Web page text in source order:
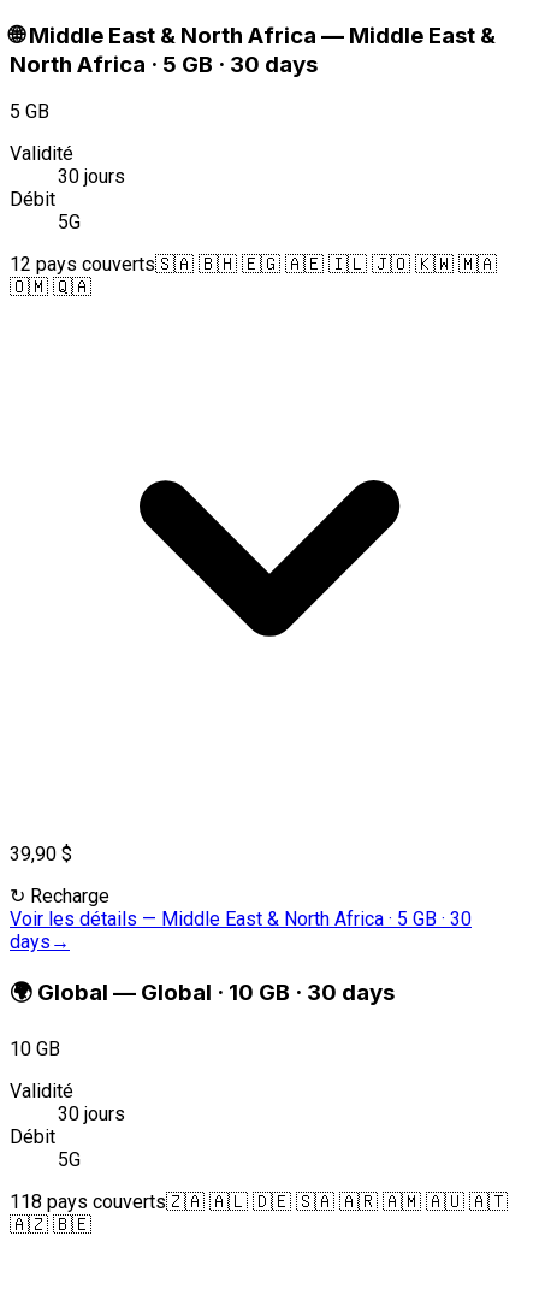
🌐 Middle East & North Africa — Middle East &
North Africa · 5 GB · 30 days
5 GB
Validité
30 jours
Débit
5G
12 pays couverts🇸🇦 🇧🇭 🇪🇬 🇦🇪 🇮🇱 🇯🇴 🇰🇼 🇲🇦
🇴🇲 🇶🇦
39,90 $
↻ Recharge
Voir les détails — Middle East & North Africa · 5 GB · 30
days →
🌍 Global — Global · 10 GB · 30 days
10 GB
Validité
30 jours
Débit
5G
118 pays couverts🇿🇦 🇦🇱 🇩🇪 🇸🇦 🇦🇷 🇦🇲 🇦🇺 🇦🇹
🇦🇿 🇧🇪